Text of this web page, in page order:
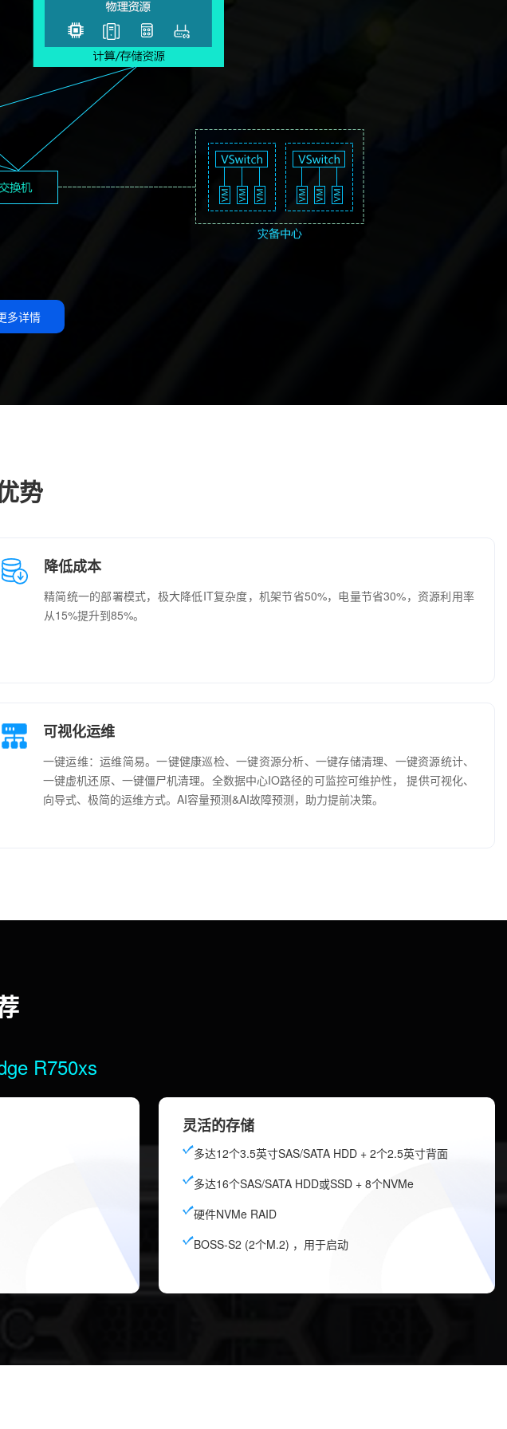
多详情
势
降低成本
精简统一的部署模式，极大降低IT复杂度，机架节省50%，电量节省30%，资源利用率
从15%提升到85%。
可视化运维
一键运维：运维简易。一键健康巡检、一键资源分析、一键存储清理、一键资源统计、
一键虚机还原、一键僵尸机清理。全数据中心IO路径的可监控可维护性， 提供可视化、
向导式、极简的运维方式。AI容量预测&AI故障预测，助力提前决策。
R750xs
灵活的存储
多达12个3.5英寸SAS/SATA HDD + 2个2.5英寸背面
多达16个SAS/SATA HDD或SSD + 8个NVMe
硬件NVMe RAID
BOSS-S2 (2个M.2) ，用于启动